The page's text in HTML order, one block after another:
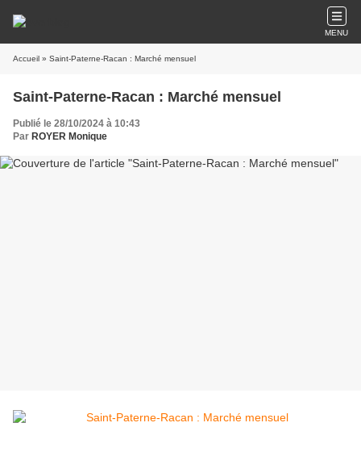
MENU
Accueil » Saint-Paterne-Racan : Marché mensuel
Saint-Paterne-Racan : Marché mensuel
Publié le 28/10/2024 à 10:43
Par ROYER Monique